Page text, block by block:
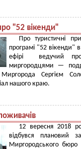
"52 вікенди"
Про туристичні
програмі "52 вікенди"
ефірі ведучий
миргородцями —
Сергієм
нашого краю.
12 вересня 2018
відбувся плановий
Миргородського бюро